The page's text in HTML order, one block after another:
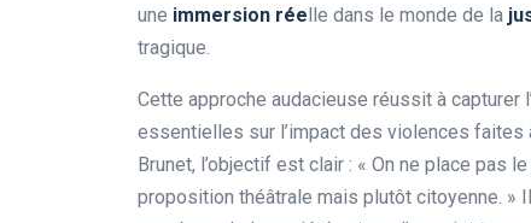
une immersion réelle dans le monde de la ju
tragique.
Cette approche audacieuse réussit à
essentielles sur l’impact des violences faites
Brunet, l’objectif est clair : « On ne place pas
proposition théâtrale mais plutôt citoyenne. »